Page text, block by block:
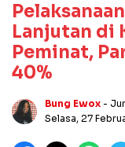
Lanjutan di
Peminat,
40%
Bung Ewox -
Selasa, 27